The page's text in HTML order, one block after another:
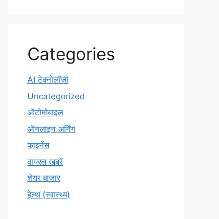
Categories
AI टेक्नोलॉजी
Uncategorized
ऑटोमोबाइल
ऑनलाइन अर्निंग
फाइनेंस
वायरल खबरें
शेयर बाजार
हेल्थ (स्वास्थ्य)